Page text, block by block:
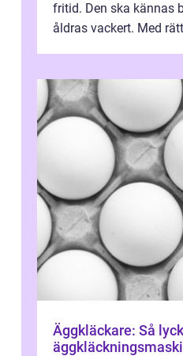
fritid. Den ska kännas
åldras vackert. Med
Äggkläckare: Så